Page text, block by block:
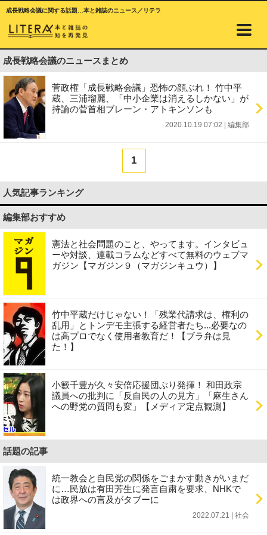
成長戦略会議に関する話題…本と雑誌のニュース／リテラ
成長戦略会議のニュースまとめ
菅政権「成長戦略会議」恐怖の顔ぶれ！ 竹中平
蔵、三浦瑠麗、「中小企業は消えるしかない」が
持論の菅首相ブレーン・アトキンソンも
2020.10.19 07:02 編集部
1
人気記事ランキング
編集部おすすめ
憲法と社会問題のこと、やってます。インタビュ
ーや対談、連載コラムなどすべて無料のウェブマ
ガジン【マガジン９（マガジンキュウ）】
竹中平蔵だけじゃない！「残業代請求は、権利の
乱用」とトンデモ主張する経営者たち...必要なの
は高プロでなく使用者教育だ！【ブラ弁は見
た！】
小籔千豊が久々安倍応援団ぶり発揮！ 和田政宗
議員への批判に「反自民の人の見方」「麻生さん
への野党の質問も変」【メディア定点観測】
話題の記事
統一教会と自民党の関係をごまかす動きがいまだ
に…民放は有田芳生に発言自粛を要求、NHKで
は政界への言及がタブーに
2022.07.21 | 社会